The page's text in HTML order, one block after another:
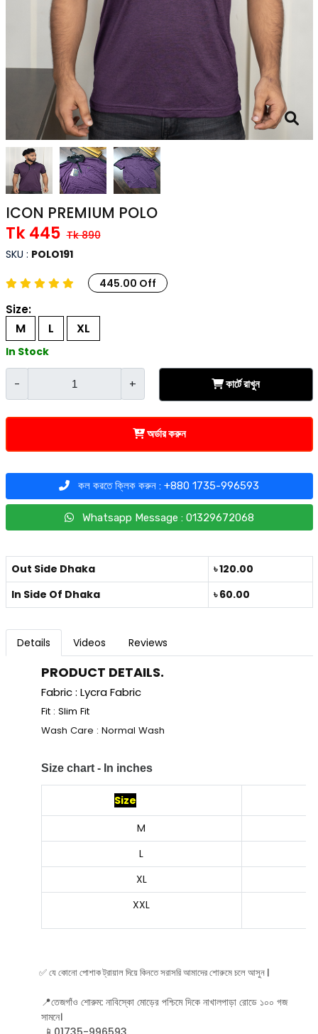
ICON PREMIUM POLO
Tk 445 Tk 890
SKU : POLO191
445.00 Off
Size:
M L XL
In Stock
- + কার্টে রাখুন
অর্ডার করুন
কল করতে ক্লিক করুন : +880 1735-996593
Whatsapp Message : 01329672068
Out Side Dhaka
৳ 120.00
In Side Of Dhaka
৳ 60.00
Details Videos Reviews
PRODUCT DETAILS.
Fabric : Lycra Fabric
Fit : Slim Fit
Wash Care : Normal Wash
Size chart - In inches
Size
M
L
XL
XXL
✅ যে কোনো পোশাক ট্রায়াল দিয়ে কিনতে সরাসরি আমাদের শোরুমে চলে আসুন |
📍তেজগাঁও শোরুম: নাবিস্কো মোড়ের পশ্চিমে দিকে নাখালপাড়া রোডে ১০০ গজ
সামনে।